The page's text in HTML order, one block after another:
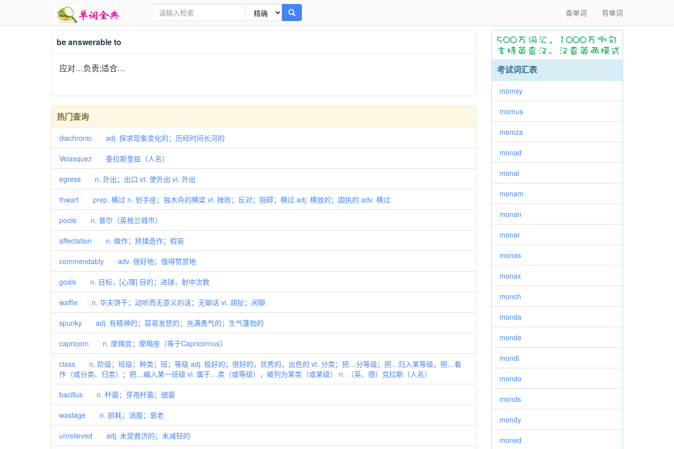
查单词 背单词
be answerable to
应对…负责;适合…
热门查询
diachronic adj. 探求现象变化的；历经时间长河的
Velasquez 委拉斯奎兹（人名）
egress n. 外出；出口 vt. 使外出 vi. 外出
thwart prep. 横过 n. 划手座；独木舟的横梁 vt. 挫败；反对；阻碍；横过 adj. 横放的；固执的 adv. 横过
poole n. 普尔（英格兰城市）
affectation n. 做作；矫揉造作；假装
commendably adv. 很好地；值得赞赏地
goals n. 目标，[心理] 目的；进球，射中次数
waffle n. 华夫饼干；动听而无意义的话；无聊话 vi. 胡扯；闲聊
spunky adj. 有精神的；容易发怒的；充满勇气的；生气蓬勃的
capricorn n. 摩羯宫；摩羯座（等于Capricornus）
class n. 阶级；班级；种类；班；等级 adj. 极好的；很好的，优秀的，出色的 vt. 分类；把…分等级；把…归入某等级，把…看
作（或分类、归类）；把…编入某一班级 vi. 属于…类（或等级），被列为某类（或某级） n. （英、德）克拉斯（人名）
bacillus n. 杆菌；芽孢杆菌；细菌
wastage n. 损耗；消瘦；衰老
unrelieved adj. 未受救济的；未减轻的
考试词汇表
momsy
momus
momza
monad
monal
monam
monan
monar
monas
monax
monch
monda
monde
mondi
mondo
monds
mondy
moned